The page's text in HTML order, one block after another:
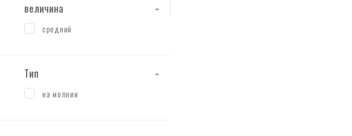
величина
средний
Тип
на молнии